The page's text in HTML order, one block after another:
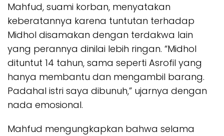
Mahfud, suami korban, menyatakan
keberatannya karena tuntutan terhadap
Midhol disamakan dengan terdakwa lain
yang perannya dinilai lebih ringan. “Midhol
dituntut 14 tahun, sama seperti Asrofil yang
hanya membantu dan mengambil barang.
Padahal istri saya dibunuh,” ujarnya dengan
nada emosional.
Mahfud mengungkapkan bahwa selama